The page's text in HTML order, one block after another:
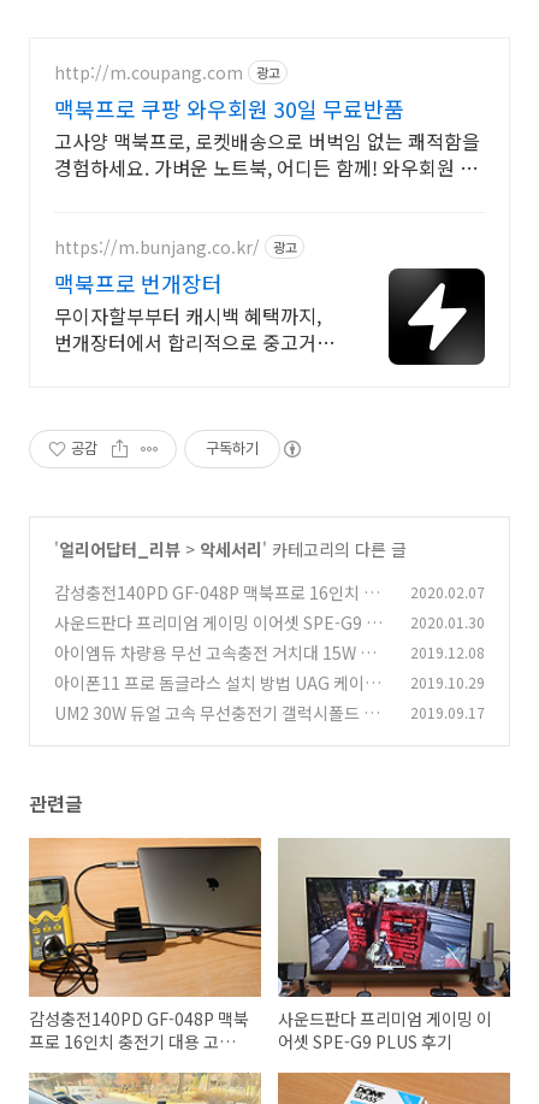
http://m.coupang.com 광고
맥북프로 쿠팡 와우회원 30일 무료반품
고사양 맥북프로, 로켓배송으로 버벅임 없는 쾌적함을
경험하세요. 가벼운 노트북, 어디든 함께! 와우회원 무
https://m.bunjang.co.kr/ 광고
맥북프로 번개장터
무이자할부부터 캐시백 혜택까지,
번개장터에서 합리적으로 중고거래
공감 구독하기
'얼리어답터_리뷰 > 악세서리' 카테고리의 다른 글
감성충전140PD GF-048P 맥북프로 16인치 충
전기 대용 고속충전기
(2)
2020.02.07
사운드판다 프리미엄 게이밍 이어셋 SPE-G9 PL
US 후기
(2)
2020.01.30
아이엠듀 차량용 무선 고속충전 거치대 15W WC
H1 사용기 (18)
2019.12.08
아이폰11 프로 돔글라스 설치 방법 UAG 케이스
호환성까지 (2)
2019.10.29
UM2 30W 듀얼 고속 무선충전기 갤럭시폴드 노
2019.09.17
관련글
감성충전140PD GF-048P 맥북
프로 16인치 충전기 대용 고속
사운드판다 프리미엄 게이밍 이
어셋 SPE-G9 PLUS 후기